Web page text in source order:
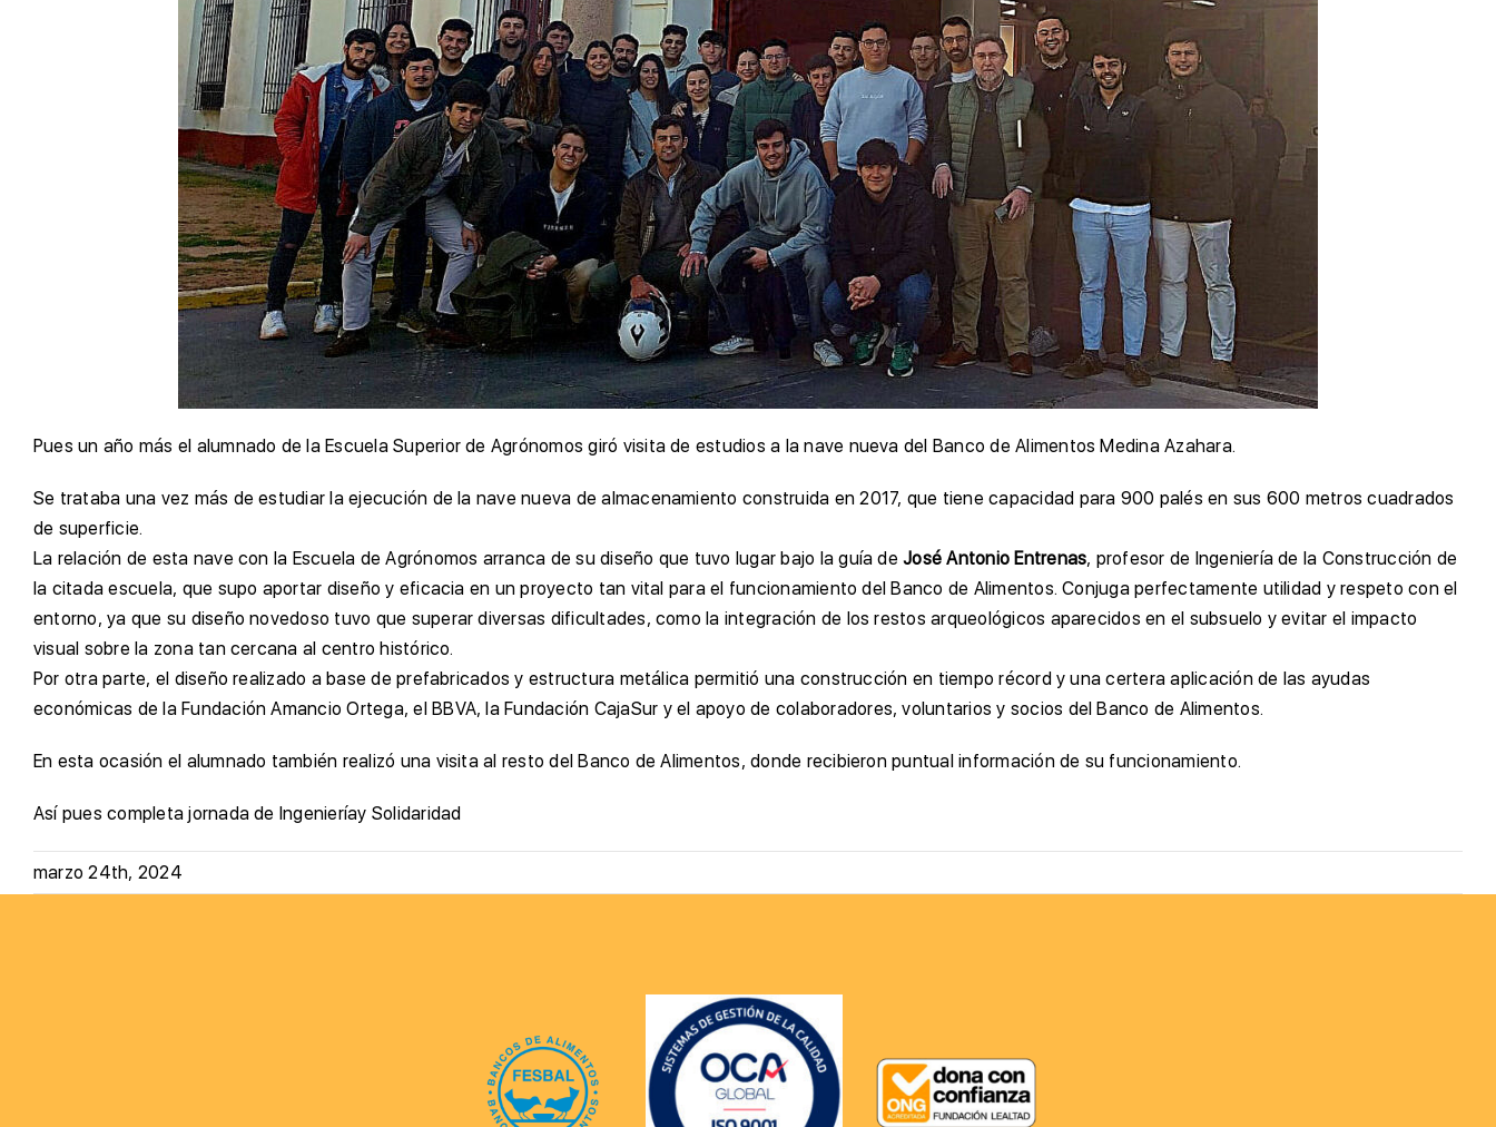
Pues un año más el alumnado de la Escuela Superior de Agrónomos giró visita de estudios a la nave nueva del Banco de Alimentos Medina Azahara.
Se trataba una vez más de estudiar la ejecución de la nave nueva de almacenamiento construida en 2017, que tiene capacidad para 900 palés en sus 600 metros cuadrados
de superficie.
La relación de esta nave con la Escuela de Agrónomos arranca de su diseño que tuvo lugar bajo la guía deJosé Antonio Entrenas, profesor de Ingeniería de la Construcción de
la citada escuela, que supo aportar diseño y eficacia en un proyecto tan vital para el funcionamiento del Banco de Alimentos. Conjuga perfectamente utilidad y respeto con el
entorno, ya que su diseño novedoso tuvo que superar diversas dificultades, como la integración de los restos arqueológicos aparecidos en el subsuelo y evitar el impacto
visual sobre la zona tan cercana al centro histórico.
Por otra parte, el diseño realizado a base de prefabricados y estructura metálica permitió una construcción en tiempo récord y una certera aplicación de las ayudas
económicas de la Fundación Amancio Ortega, el BBVA, la Fundación CajaSur y el apoyo de colaboradores, voluntarios y socios del Banco de Alimentos.
En esta ocasión el alumnado también realizó una visita al resto del Banco de Alimentos, donde recibieron puntual información de su funcionamiento.
Así pues completa jornada de Ingenieríay Solidaridad
marzo 24th, 2024